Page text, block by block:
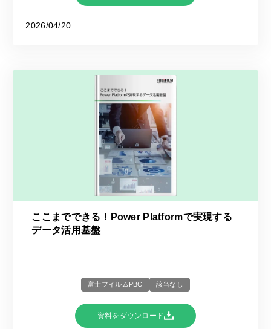
2026/04/20
ここまでできる！Power Platformで実現する
データ活用基盤
富士フイルムPBC 該当なし
資料をダウンロード